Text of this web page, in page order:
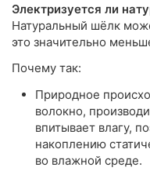
Электризуется ли
Натуральный шёлк
это значительно
Почему так:
Природное
волокно,
впитывает влагу,
накоплению
во влажной среде.